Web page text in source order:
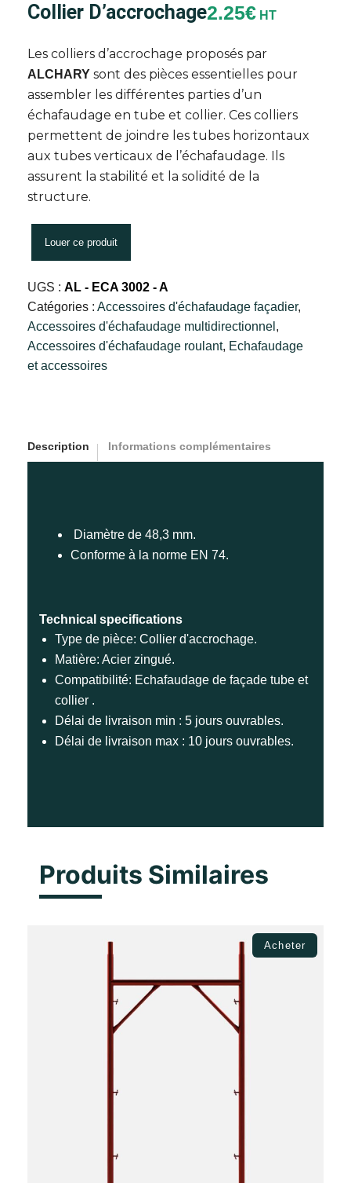
Collier D’accrochage2.25€ HT
Les colliers d’accrochage proposés par
ALCHARY sont des pièces essentielles pour
assembler les différentes parties d’un
échafaudage en tube et collier. Ces colliers
permettent de joindre les tubes horizontaux
aux tubes verticaux de l’échafaudage. Ils
assurent la stabilité et la solidité de la
structure.
d'accrochage
Louer ce produit
UGS : AL - ECA 3002 - A
Catégories : Accessoires d'échafaudage façadier,
Accessoires d'échafaudage multidirectionnel ,
Accessoires d'échafaudage roulant, Echafaudage
et accessoires
Description Informations complémentaires
Diamètre de 48,3 mm.
Conforme à la norme EN 74.
Technical specifications
Type de pièce: Collier d'accrochage.
Matière: Acier zingué.
Compatibilité: Echafaudage de façade tube et
collier .
Délai de livraison min : 5 jours ouvrables.
Délai de livraison max : 10 jours ouvrables.
Produits Similaires
Acheter